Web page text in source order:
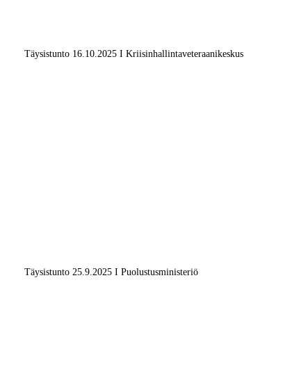
Täysistunto 16.10.2025 I Kriisinhallintaveteraanikeskus
Täysistunto 25.9.2025 I Puolustusministeriö